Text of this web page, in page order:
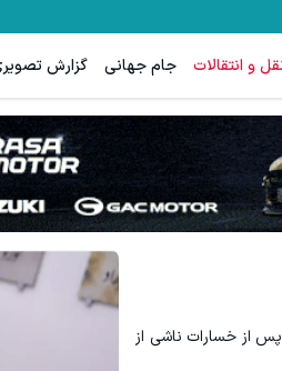
و انتقالات جام جهانی گزارش
از خسارات ناشی از
۵۰۰ دلار بونوس ترید EURUSD با اسپرد از صفر پیپ